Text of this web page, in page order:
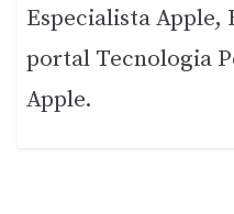
Especialista
portal Tecnologia
Apple.